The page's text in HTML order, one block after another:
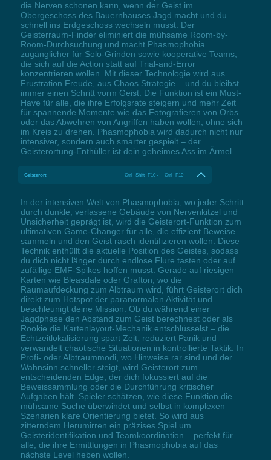
die Nerven schonen kann, wenn der Geist im
Obergeschoss des Bauernhauses Jagd macht und du
schnell ins Erdgeschoss wechseln musst. Der
Geisterraum-Finder eliminiert die mühsame Room-by-
Room-Durchsuchung und macht Phasmophobia
zugänglicher für Solo-Grinden sowie kooperative Teams,
die sich auf die Action statt auf Trial-and-Error
konzentrieren wollen. Mit dieser Technologie wird aus
Frustration Freude, aus Chaos Strategie – und du bleibst
immer einen Schritt vorm Geist. Die Funktion ist ein Must-
Have für alle, die ihre Erfolgsrate steigern und mehr Zeit
für spannende Momente wie das Fotografieren von Orbs
oder das Abwehren von Angriffen haben wollen, ohne sich
im Kreis zu drehen. Phasmophobia wird dadurch nicht nur
intensiver, sondern auch smarter gespielt – der
Geisterortung-Enthüller ist dein geheimes Ass im Ärmel.
Geisterort Ctrl+Shift+F10 - Ctrl+F10 +
In der intensiven Welt von Phasmophobia, wo jeder Schritt
durch dunkle, verlassene Gebäude von Nervenkitzel und
Unsicherheit geprägt ist, wird die Geisterort-Funktion zum
ultimativen Game-Changer für alle, die effizient Beweise
sammeln und den Geist rasch identifizieren wollen. Diese
Technik enthüllt die aktuelle Position des Geistes, sodass
du dich nicht länger durch endlose Flure tasten oder auf
zufällige EMF-Spikes hoffen musst. Gerade auf riesigen
Karten wie Bleasdale oder Grafton, wo die
Raumaufdeckung zum Albtraum wird, führt Geisterort dich
direkt zum Hotspot der paranormalen Aktivität und
beschleunigt deine Mission. Ob du während einer
Jagdphase den Abstand zum Geist berechnest oder als
Rookie die Kartenlayout-Mechanik entschlüsselst – die
Echtzeitlokalisierung spart Zeit, reduziert Panik und
verwandelt chaotische Situationen in kontrollierte Taktik. In
Profi- oder Albtraummodi, wo Hinweise rar sind und der
Wahnsinn schneller steigt, wird Geisterort zum
entscheidenden Edge, der dich fokussiert auf die
Beweissammlung oder die Durchführung kritischer
Aufgaben hält. Spieler schätzen, wie diese Funktion die
mühsame Suche überwindet und selbst in komplexen
Szenarien klare Orientierung bietet. So wird aus
zitterndem Herumirren ein präzises Spiel um
Geisteridentifikation und Teamkoordination – perfekt für
alle, die ihre Ermittlungen in Phasmophobia auf das
nächste Level heben wollen.